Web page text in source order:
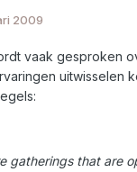
2009
vaak gesproken
uitwisselen
gatherings that are